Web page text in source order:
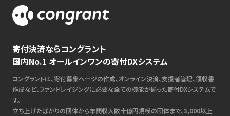
寄付決済ならコングラント
国内No.1 オールインワンの寄付DXシステム
コングラントは、寄付募集ページの作成、オンライン決済、支援者管理、領収書
作成など、ファンドレイジングに必要な全ての機能が揃った寄付DXシステムで
す。
立ち上げたばかりの団体から年間収入数十億円規模の団体まで、3,000以上